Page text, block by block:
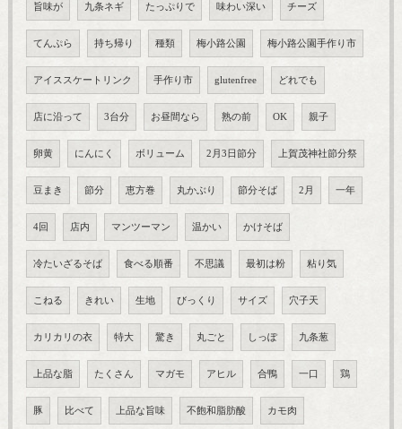
旨味が 九条ネギ たっぷりで 味わい深い チーズ
てんぷら 持ち帰り 種類 梅小路公園 梅小路公園手作り市
アイススケートリンク 手作り市 glutenfree どれでも
店に沿って 3台分 お昼間なら 熟の前 OK 親子
卵黄 にんにく ボリューム 2月3日節分 上賀茂神社節分祭
豆まき 節分 恵方巻 丸かぶり 節分そば 2月 一年
4回 店内 マンツーマン 温かい かけそば
冷たいざるそば 食べる順番 不思議 最初は粉 粘り気
こねる きれい 生地 びっくり サイズ 穴子天
カリカリの衣 特大 驚き 丸ごと しっぽ 九条葱
上品な脂 たくさん マガモ アヒル 合鴨 一口 鶏
豚 比べて 上品な旨味 不飽和脂肪酸 カモ肉